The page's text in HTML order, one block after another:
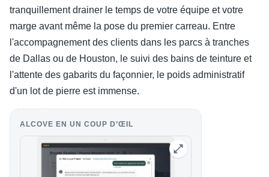
tranquillement drainer le temps de votre équipe et votre
marge avant même la pose du premier carreau. Entre
l'accompagnement des clients dans les parcs à tranches
de Dallas ou de Houston, le suivi des bains de teinture et
l'attente des gabarits du façonnier, le poids administratif
d'un lot de pierre est immense.
ALCOVE EN UN COUP D’ŒIL